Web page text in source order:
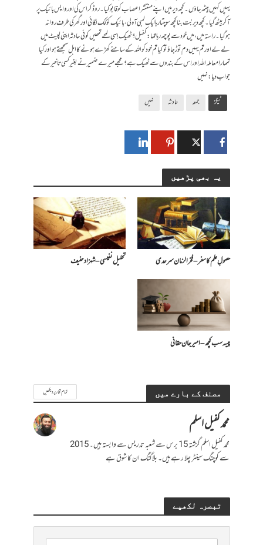
یہیِں کہیں بیٹھ جاؤں۔ کچھ دیر میں اپنے منتشر اعصاب کو قابو کیا۔ روڈ کراس کی اور واپس بائیک پر
آکر بیٹھ گیا۔ کچھ دیر بُت بنا کچھ سوچتا رہا ایک لمبی آہ لی، بائیک کو کک لگائی اور گھر کی طرف روانہ
ہوگیا۔ راستہ میں، میں خود سے پوچھ رہا تھا: کفیل؟ ٹھیک اِسی لمحے تمھیں کوئی حادثہ اپنی لپیٹ میں
لے لے اور تم یہیں دم توڑ جاؤ تو کیا تم خود کو اللہ کے سامنے کھڑے ہونے کا اہل سمجھتے ہو اور کیا
تمھارا معاملہ اللہ اور اس کے بندوں سے ٹھیک ہے؟ مجھے میرے ضمیر نے بغیر کسی تاخیر کے
جواب دیا: نہیں
ٹیگز جمعہ حادثہ نہیں
یہ بھی پڑھیں
حصولِ علم کا سفر – فخرالزمان سرحدی تحلیل نفیسی – شہزاد حنیف
پیسہ سب کچھ – امیرجان حقانی
مصنف کے بارے میں تمام تحاریر دیکھیں
محمد کفیل اسلم
محمد کفیل اسلم گزشتہ 15 برس سے شعبہ تدریس سے وابستہ ہیں۔ 2015
سے کوچنگ سینٹر چلا رہے ہیں۔ بلاگنگ ان کا شوق ہے
تبصرہ لکھیے